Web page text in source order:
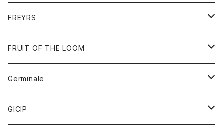
Tシャツ
ボトム
靴
アクセサリー
バッグ
FREYRS
サングラス
FRUIT OF THE LOOM
アウター
パーカー
グッズ
Germinale
靴
GICIP